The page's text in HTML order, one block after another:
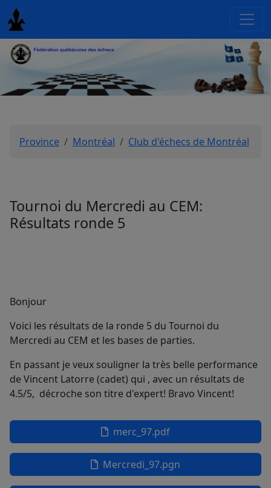
Province Montréal Club d'échecs de Montréal
Tournoi du Mercredi au CEM:
Résultats ronde 5
Bonjour
Voici les résultats de la ronde 5 du Tournoi du
Mercredi au CEM et les bases de parties.
En passant je veux souligner la très belle performance
de Vincent Latorre (cadet) qui , avec un résultats de
4.5/5, décroche son titre d'expert! Bravo Vincent!
merc_97.pdf
Mercredi_97.pgn